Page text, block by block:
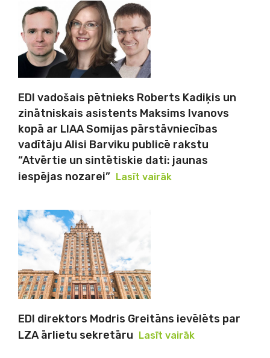
EDI vadošais pētnieks Roberts Kadiķis un
zinātniskais asistents Maksims Ivanovs
kopā ar LIAA Somijas pārstāvniecības
vadītāju Alisi Barviku publicē rakstu
“Atvērtie un sintētiskie dati: jaunas
iespējas nozarei” Lasīt vairāk
EDI direktors Modris Greitāns ievēlēts par
LZA ārlietu sekretāru Lasīt vairāk